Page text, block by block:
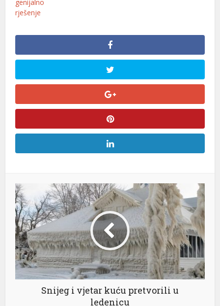
genijalno
rješenje
Snijeg i vjetar kuću pretvorili u
ledenicu